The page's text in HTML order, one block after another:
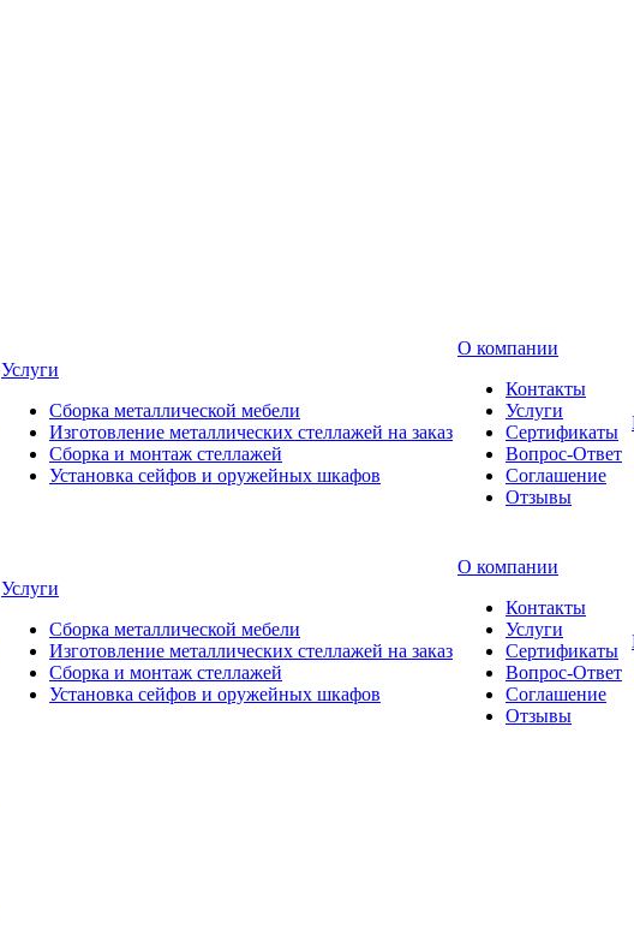
Услуги
Сборка металлической мебели
Изготовление металлических стеллажей на заказ
Сборка и монтаж стеллажей
Установка сейфов и оружейных шкафов
О компании
Контакты
Услуги
Сертификаты
Вопрос-Ответ
Соглашение
Отзывы
Услуги
Сборка металлической мебели
Изготовление металлических стеллажей на заказ
Сборка и монтаж стеллажей
Установка сейфов и оружейных шкафов
О компании
Контакты
Услуги
Сертификаты
Вопрос-Ответ
Соглашение
Отзывы